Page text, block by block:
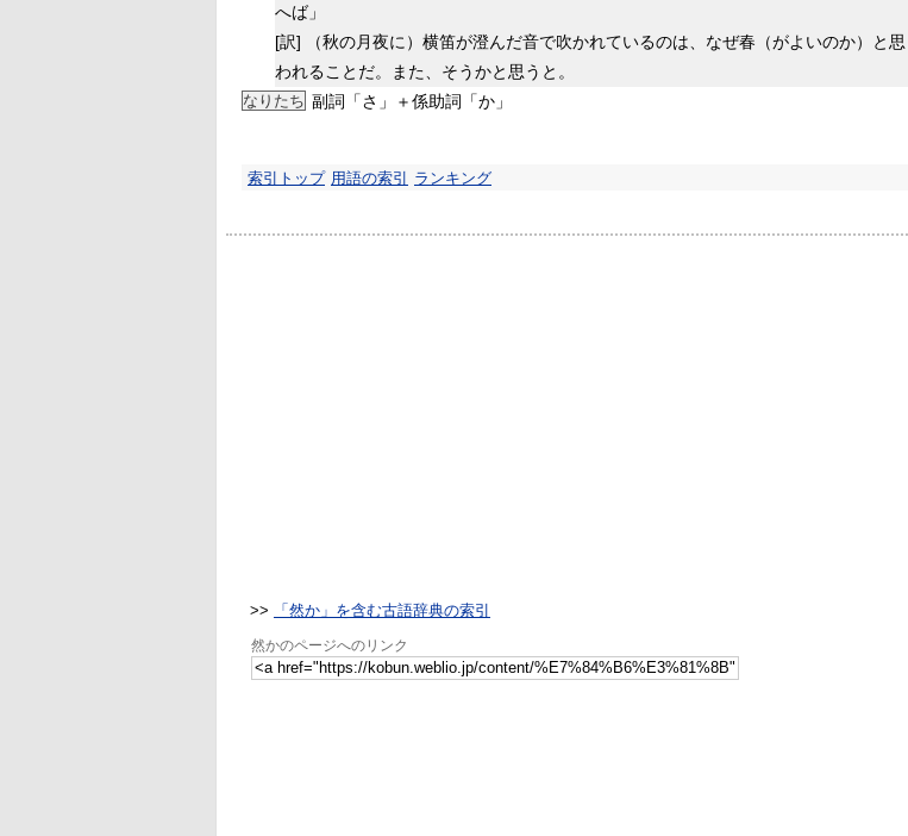
へば」
[訳] （秋の月夜に）横笛が澄んだ音で吹かれているのは、なぜ春（がよいのか）と思
われることだ。また、そうかと思うと。
なりたち 副詞「さ」＋係助詞「か」
索引トップ 用語の索引 ランキング
>> 「然か」を含む古語辞典の索引
然かのページへのリンク